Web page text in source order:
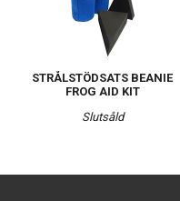
STRÅLSTÖDSATS BEANIE
FROG AID KIT
Slutsåld